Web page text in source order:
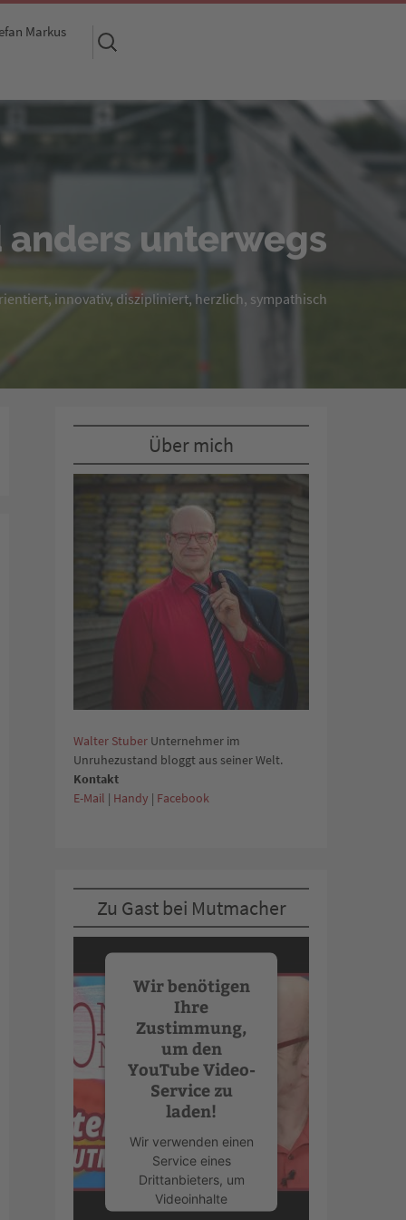
Markus
Suchen
nach:
anders unterwegs
innovativ, diszipliniert, herzlich, sympathisch
Über mich
Walter Stuber Unternehmer im
Unruhezustand bloggt aus seiner Welt.
Kontakt
E-Mail | Handy | Facebook
Zu Gast bei Mutmacher
Wir benötigen
Ihre
Zustimmung,
um den
YouTube Video-
Service zu
laden!
Wir verwenden einen
Service eines
Drittanbieters, um
Videoinhalte